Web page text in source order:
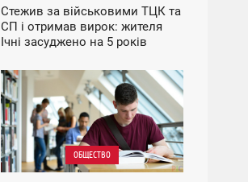
Стежив за військовими ТЦК та
СП і отримав вирок: жителя
Ічні засуджено на 5 років
ОБЩЕСТВО